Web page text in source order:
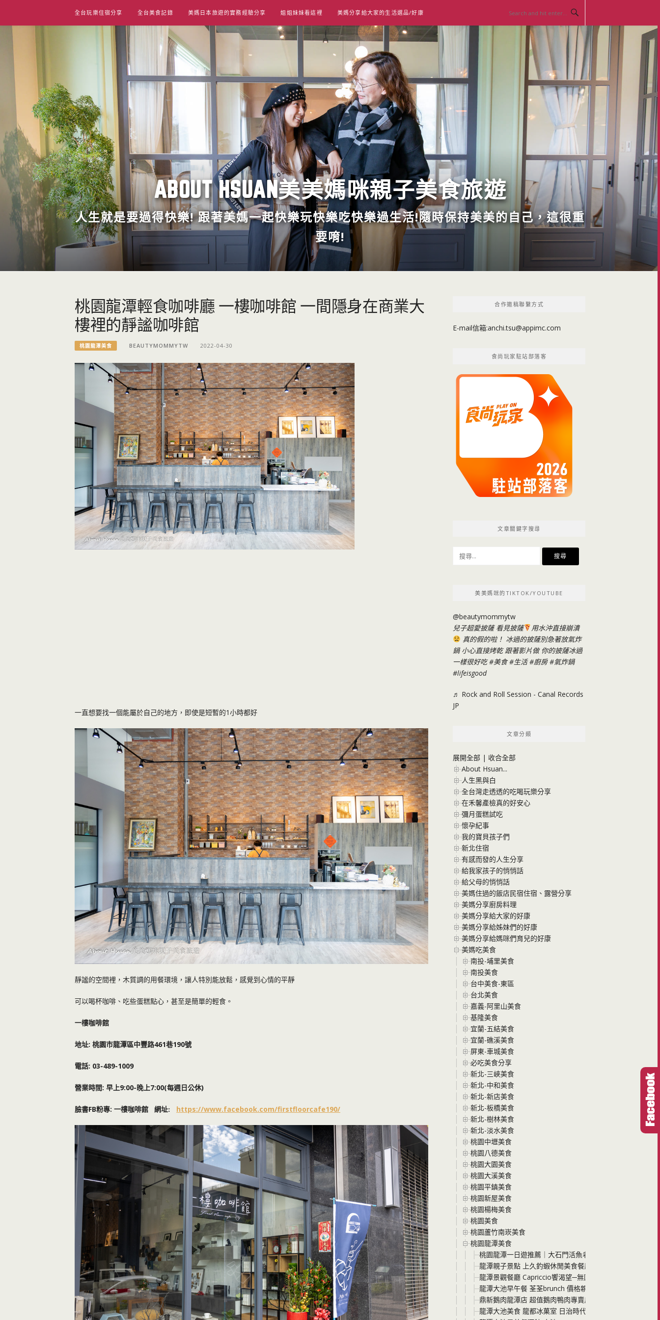
content
全台玩樂住宿分享 全台美食記錄 美媽日本旅遊的實務經驗分享 姐姐妹妹看這裡 美媽分享給大家的生活選品/好康
ABOUT HSUAN美美媽咪親子美食旅遊
人生就是要過得快樂! 跟著美媽一起快樂玩快樂吃快樂過生活!隨時保持美美的自己，這很重
要唷!
桃園龍潭輕食咖啡廳 一樓咖啡館 一間隱身在商業大
樓裡的靜謐咖啡館
桃園龍潭美食 BEAUTYMOMMYTW 2022-04-30
一直想要找一個能屬於自己的地方，即使是短暫的1 小時都好
靜謐的空間裡，木質調的用餐環境，讓人特別能放鬆，感覺到心情的平靜
可以喝杯咖啡、吃些蛋糕點心，甚至是簡單的輕食。
一樓咖啡館
地址: 桃園市龍潭區中豐路461巷190號
電話: 03-489-1009
營業時間 : 早上9:00- 晚上7:00(每週日公休)
臉書FB粉專: 一樓咖啡館 網址: https://www.facebook.com/firstfloorcafe190/
合作邀稿聯繫方式
E-mail信箱:anchi.tsu@appimc.com
食尚玩家駐站部落客
文章關鍵字搜尋
尋
美美媽咪的TIKTOK/YOUTUBE
@beautymommytw
兒子超愛披薩 看見披薩
用水沖直接崩潰
真的假的啦！ 冰過的披薩別急著放氣炸
鍋 小心直接烤乾 跟著影片做 你的披薩冰過
一樣很好吃#美食 #生活 #廚房 #氣炸鍋
#lifeisgood
♬ Rock and Roll Session - Canal Records
JP
文章分類
展開全部 | 收合全部
About Hsuan...
人生黑與白
全台灣走透透的吃喝玩樂分享
在禾馨產檢真的好安心
彌月蛋糕試吃
懷孕紀事
我的寶貝孩子們
新北住宿
有感而發的人生分享
給我家孩子的悄悄話
給父母的悄悄話
美媽住過的飯店民宿住宿、露營分享
美媽分享廚房料理
美媽分享給大家的好康
美媽分享給姊妹們的好康
美媽分享給媽咪們育兒的好康
美媽吃美食
南投-埔里美食
南投美食
台中美食-東區
台北美食
嘉義-阿里山美食
基隆美食
宜蘭-五結美食
宜蘭-礁溪美食
屏東-車城美食
必吃美食分享
新北-三峽美食
新北-中和美食
新北-新店美食
新北-板橋美食
新北-樹林美食
新北-淡水美食
桃園中壢美食
桃園八德美食
桃園大園美食
桃園大溪美食
桃園平鎮美食
桃園新屋美食
桃園楊梅美食
桃園美食
桃園蘆竹南崁美食
桃園龍潭美食
桃園龍潭一日遊推薦｜大石門活魚老店 明碼標價的一魚五
龍潭親子景點 上久釣蝦休閒美食餐廳 龍潭首創自動旋轉
龍潭景觀餐廳 Capriccio饗渴望─無國界料理餐廳 超級划算
龍潭大池早午餐 荃荃brunch 價格親民的龍潭早餐、龍潭早
鼎新鵝肉龍潭店 超值鵝肉鴨肉專賣店開幕 鵝肉嫩又香 而
龍潭大池美食 龍都冰菓室 日治時代至今的冰品 80年老店